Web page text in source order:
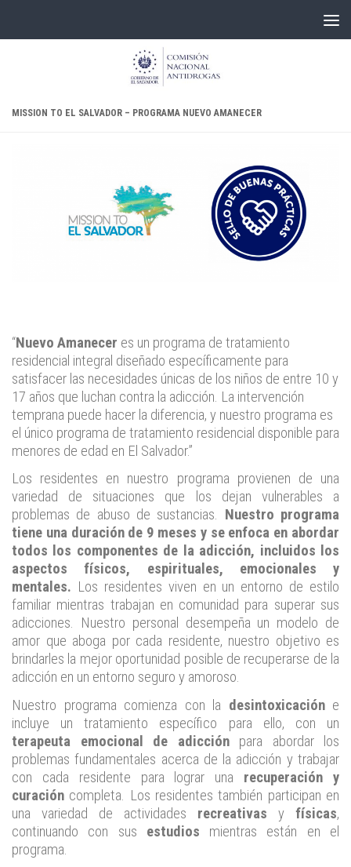
MISSION TO EL SALVADOR – PROGRAMA NUEVO AMANECER
“Nuevo Amanecer es un programa de tratamiento
residencial integral diseñado específicamente para
satisfacer las necesidades únicas de los niños de entre 10 y
17 años que luchan contra la adicción. La intervención
temprana puede hacer la diferencia, y nuestro programa es
el único programa de tratamiento residencial disponible para
menores de edad en El Salvador.”
Los residentes en nuestro programa provienen de una
variedad de situaciones que los dejan vulnerables a
problemas de abuso de sustancias. Nuestro programa
tiene una duración de 9 meses y se enfoca en abordar
todos los componentes de la adicción, incluidos los
aspectos físicos, espirituales, emocionales y
mentales. Los residentes viven en un entorno de estilo
familiar mientras trabajan en comunidad para superar sus
adicciones. Nuestro personal desempeña un modelo de
amor que aboga por cada residente, nuestro objetivo es
brindarles la mejor oportunidad posible de recuperarse de la
adicción en un entorno seguro y amoroso.
Nuestro programa comienza con la desintoxicacióne
incluye un tratamiento específico para ello, con un
terapeuta emocional de adicciónpara abordar los
problemas fundamentales acerca de la adicción y trabajar
con cada residente para lograr una recuperación y
curación completa. Los residentes también participan en
una variedad de actividades recreativas y físicas,
continuando con sus estudios mientras están en el
programa.